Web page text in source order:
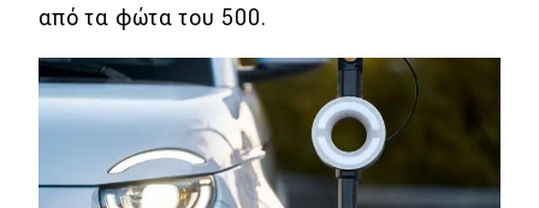
Κόσμος
Τεχνολογία
Ασφάλεια
Αγορά
από τα φώτα του 500.